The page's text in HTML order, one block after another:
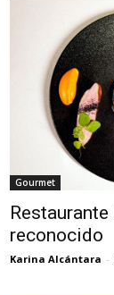
Gourmet
reconocido
Karina Alcántara -